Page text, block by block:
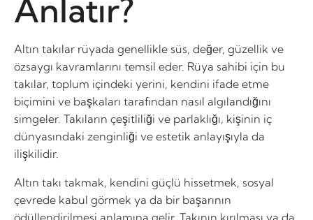
Anlatır?
Altın takılar rüyada genellikle süs, değer, güzellik ve
özsaygı kavramlarını temsil eder. Rüya sahibi için bu
takılar, toplum içindeki yerini, kendini ifade etme
biçimini ve başkaları tarafından nasıl algılandığını
simgeler. Takıların çeşitliliği ve parlaklığı, kişinin iç
dünyasındaki zenginliği ve estetik anlayışıyla da
ilişkilidir.
Altın takı takmak, kendini güçlü hissetmek, sosyal
çevrede kabul görmek ya da bir başarının